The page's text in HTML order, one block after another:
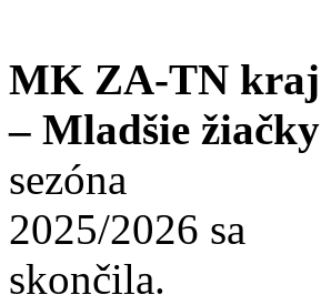
MK ZA-TN kraj
– Mladšie žiačky
sezóna
2025/2026 sa
skončila.